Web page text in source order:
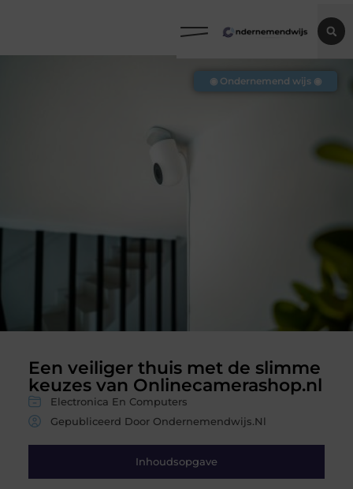
Een veiliger thuis met de slimme
keuzes van Onlinecamerashop.nl
Electronica En Computers
Gepubliceerd Door Ondernemendwijs.nl
Inhoudsopgave
◉ Ondernemend wijs ◉